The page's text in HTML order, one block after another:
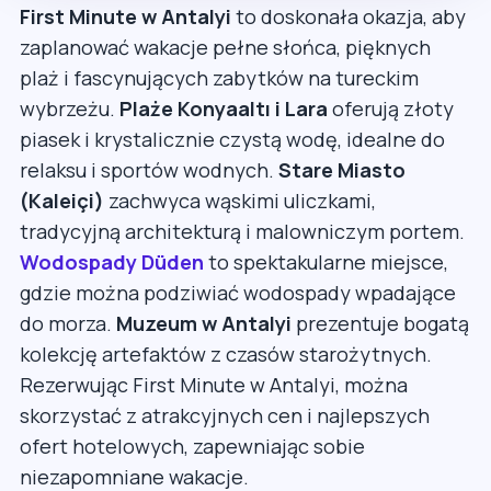
First Minute w Antalyi to doskonała okazja, aby
zaplanować wakacje pełne słońca, pięknych
plaż i fascynujących zabytków na tureckim
wybrzeżu. Plaże Konyaaltı i Lara oferują złoty
piasek i krystalicznie czystą wodę, idealne do
relaksu i sportów wodnych. Stare Miasto
(Kaleiçi) zachwyca wąskimi uliczkami,
tradycyjną architekturą i malowniczym portem.
Wodospady Düden to spektakularne miejsce,
gdzie można podziwiać wodospady wpadające
do morza. Muzeum w Antalyi prezentuje bogatą
kolekcję artefaktów z czasów starożytnych.
Rezerwując First Minute w Antalyi, można
skorzystać z atrakcyjnych cen i najlepszych
ofert hotelowych, zapewniając sobie
niezapomniane wakacje.